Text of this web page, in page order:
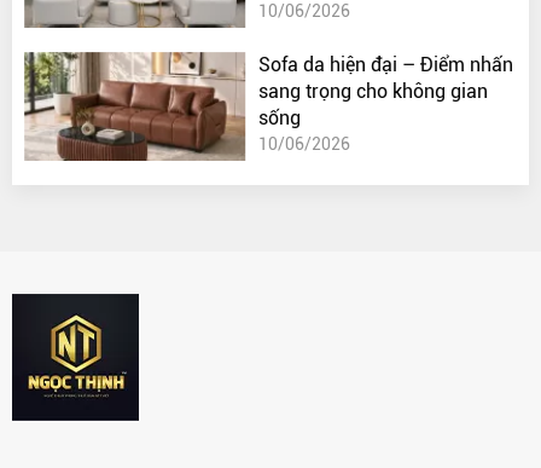
10/06/2026
Sofa da hiện đại – Điểm nhấn
sang trọng cho không gian
sống
10/06/2026